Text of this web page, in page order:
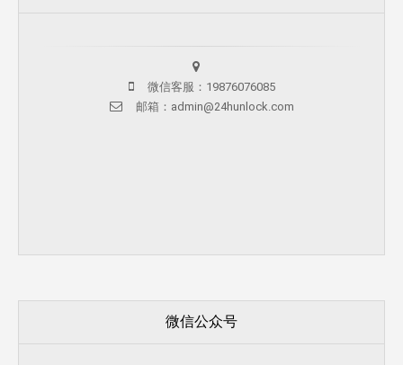
微信客服：19876076085
邮箱：admin@24hunlock.com
微信公众号